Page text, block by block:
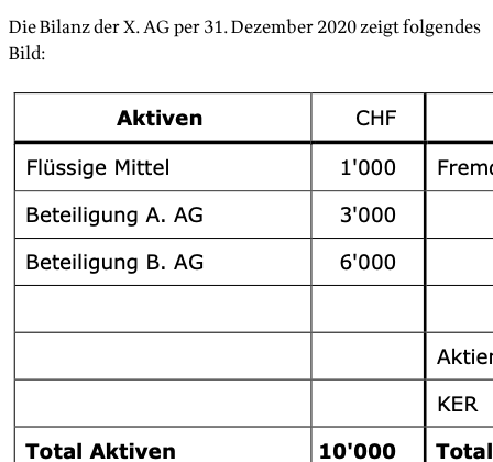
Die Bilanz der X. AG per 31. Dezember 2020 zeigt folgendes
Bild: